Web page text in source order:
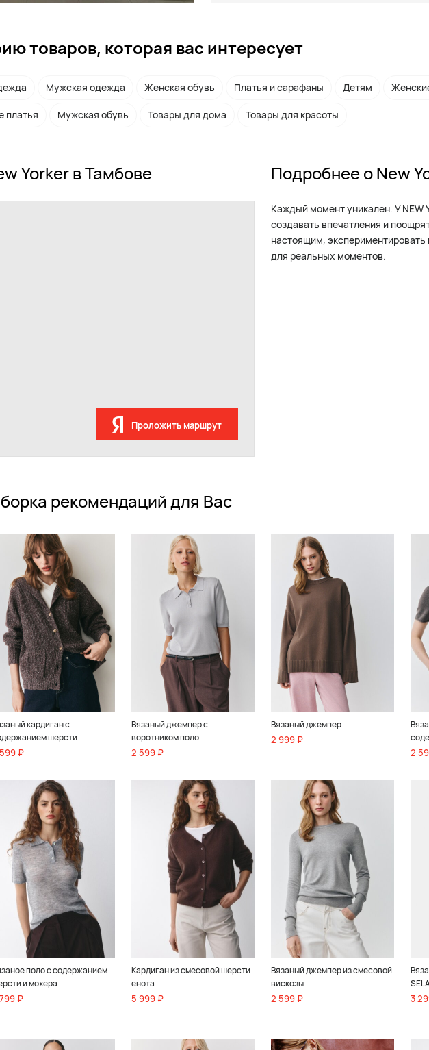
товаров, которая вас интересует
Мужская одежда Женская обувь Платья и сарафаны Детям
платья Мужская обувь Товары для дома Товары для красоты
Yorker в Тамбове
Проложить маршрут
Подробнее о New
Каждый момент уникален. У NEW
создавать впечатления и
настоящим,
для реальных моментов.
рекомендаций для Вас
кардиган с
шерсти
₽
Вязаный джемпер с
воротником поло
2 599 ₽
Вязаный джемпер
2 999 ₽
2
поло с содержанием
и мохера
₽
Кардиган из смесовой шерсти
енота
5 999 ₽
Вязаный джемпер из смесовой
вискозы
2 599 ₽ 3